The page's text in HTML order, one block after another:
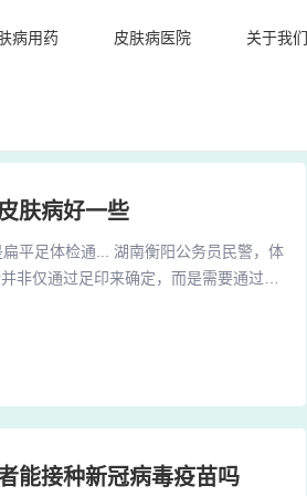
病用药 皮肤病医院 关于我们
肤病好一些
平足体检通... 湖南衡阳公务员民警，体
非仅通过足印来确定，而是需要通过专
格因素，但具体情况还需根据体检标准
能接种新冠病毒疫苗吗